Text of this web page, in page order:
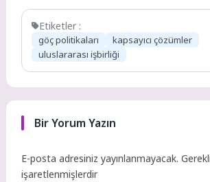
Etiketler :
göç politikaları
kapsayıcı çözümler
uluslararası işbirliği
Bir Yorum Yazın
E-posta adresiniz yayınlanmayacak.
işaretlenmişlerdir